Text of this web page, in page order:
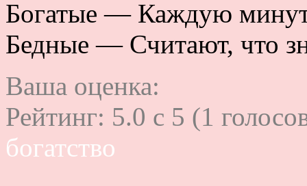
Богатые — Каждую
Бедные — Считают, что
Ваша оценка:
Рейтинг: 5.0 c 5 (1
богатство